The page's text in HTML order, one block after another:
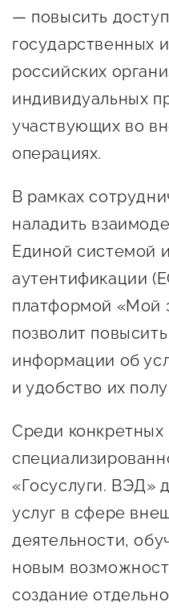
Образовательная
Поддержка
инновационно-
технологического
Поддержка
Финансовая
Меры поддержки в
Центры
Центр
Поддержка
Онлайн-
Истории
Центр
— повысить
государственных
российских
индивидуальных
участвующих во
операциях.
В рамках
наладить
Единой системой
аутентификации
платформой «Мой
позволит
информации об
и удобство их
Среди
«Госуслуги. ВЭД»
услуг в сфере
деятельности,
новым
создание